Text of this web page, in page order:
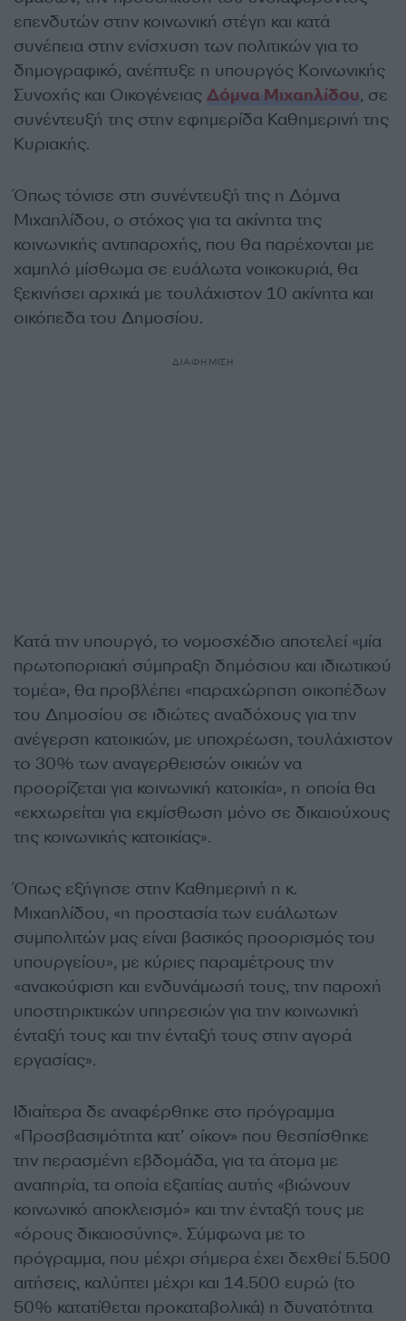
επενδυτών στην κοινωνική στέγη και κατά
συνέπεια στην ενίσχυση των πολιτικών για το
δημογραφικό, ανέπτυξε η υπουργός Κοινωνικής
Συνοχής και Οικογένειας Δόμνα Μιχαηλίδου, σε
συνέντευξή της στην εφημερίδα Καθημερινή της
Κυριακής.
Όπως τόνισε στη συνέντευξή της η Δόμνα
Μιχαηλίδου, ο στόχος για τα ακίνητα της
κοινωνικής αντιπαροχής, που θα παρέχονται με
χαμηλό μίσθωμα σε ευάλωτα νοικοκυριά, θα
ξεκινήσει αρχικά με τουλάχιστον 10 ακίνητα και
οικόπεδα του Δημοσίου.
ΔΙΑΦΗΜΙΣΗ
Κατά την υπουργό, το νομοσχέδιο αποτελεί «μία
πρωτοποριακή σύμπραξη δημόσιου και ιδιωτικού
τομέα», θα προβλέπει «παραχώρηση οικοπέδων
του Δημοσίου σε ιδιώτες αναδόχους για την
ανέγερση κατοικιών, με υποχρέωση, τουλάχιστον
το 30% των αναγερθεισών οικιών να
προορίζεται για κοινωνική κατοικία», η οποία θα
«εκχωρείται για εκμίσθωση μόνο σε δικαιούχους
της κοινωνικής κατοικίας».
Όπως εξήγησε στην Καθημερινή η κ.
Μιχαηλίδου, «η προστασία των ευάλωτων
συμπολιτών μας είναι βασικός προορισμός του
υπουργείου», με κύριες παραμέτρους την
«ανακούφιση και ενδυνάμωσή τους, την παροχή
υποστηρικτικών υπηρεσιών για την κοινωνική
ένταξή τους και την ένταξή τους στην αγορά
εργασίας».
Ιδιαίτερα δε αναφέρθηκε στο πρόγραμμα
«Προσβασιμότητα κατ’ οίκον» που θεσπίσθηκε
την περασμένη εβδομάδα, για τα άτομα με
αναπηρία, τα οποία εξαιτίας αυτής «βιώνουν
κοινωνικό αποκλεισμό» και την ένταξή τους με
«όρους δικαιοσύνης». Σύμφωνα με το
πρόγραμμα, που μέχρι σήμερα έχει δεχθεί 5.500
αιτήσεις, καλύπτει μέχρι και 14.500 ευρώ (το
50% κατατίθεται προκαταβολικά) η δυνατότητα